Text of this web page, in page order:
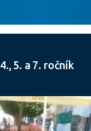
4., 5. a 7. ročník